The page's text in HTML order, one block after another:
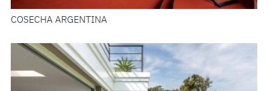
COSECHA ARGENTINA